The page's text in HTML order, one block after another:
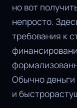
но вот
непросто.
требования к
Обычно
и